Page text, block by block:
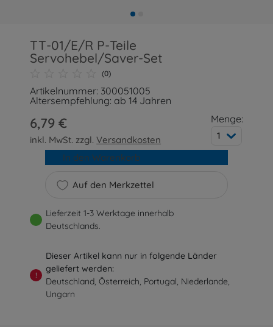
TT-01/E/R P-Teile
Servohebel/Saver-Set
(0)
Artikelnummer: 300051005
Altersempfehlung: ab 14 Jahren
6,79 €
inkl. MwSt. zzgl.Versandkosten
Menge:
1
Auf den Merkzettel
In den Warenkorb
Lieferzeit 1-3 Werktage innerhalb
Deutschlands.
!
Dieser Artikel kann nur in folgende Länder
geliefert werden:
Deutschland, Österreich, Portugal, Niederlande,
Ungarn